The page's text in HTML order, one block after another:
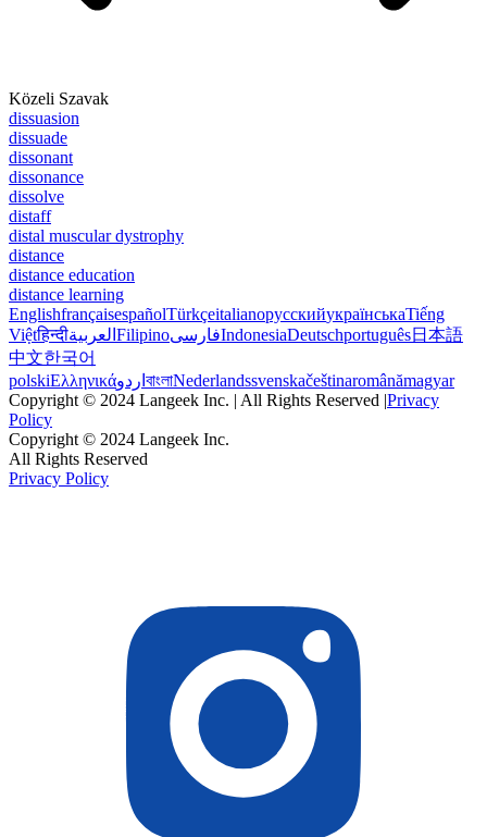
Közeli Szavak
dissuasion
dissuade
dissonant
dissonance
dissolve
distaff
distal muscular dystrophy
distance
distance education
distance learning
EnglishfrançaisespañolTürkçeitalianoрусскийукраїнськаTiếng
Việtहिन्दीالعربية FilipinoفارسیIndonesiaDeutschportuguês日本語
中文한국어
polskiΕλληνικάاردو বাংলাNederlandssvenskačeštinaromânămagyar
Copyright © 2024 Langeek Inc. | All Rights Reserved |Privacy
Policy
Copyright © 2024 Langeek Inc.
All Rights Reserved
Privacy Policy